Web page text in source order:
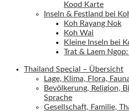
Kood Karte
Inseln & Festland bei
Koh Rayang Nok
Koh Wai
Kleine Inseln bei
Trat & Laem
Thailand Special – Übersicht
Lage, Klima, Flora,
Bevölkerung, Religion,
Sprache
Gesellschaft, Familie,